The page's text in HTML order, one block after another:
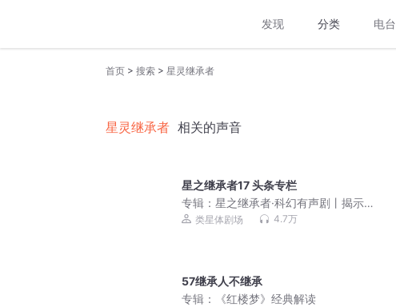
发现 分类 电台
首页 > 搜索 > 星灵继承者
星灵继承者 相关的声音
星之继承者17 头条专栏
专辑： 星之继承者·科幻有声剧丨揭示人
类进化史上的终极谜团
类星体剧场 4.7万
57继承人不继承
专辑：
《红楼梦》经典解读